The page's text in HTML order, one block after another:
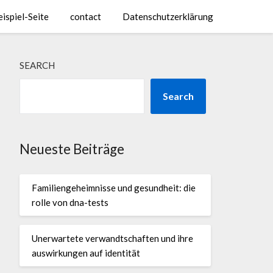
Seite contact Datenschutzerklärung
SEARCH
Search
Neueste Beiträge
Familiengeheimnisse und gesundheit: die
rolle von dna-tests
Unerwartete verwandtschaften und ihre
auswirkungen auf identität